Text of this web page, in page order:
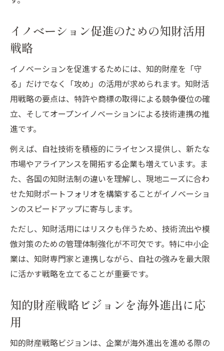
イノベーション促進のための知財活用
戦略
イノベーションを促進するためには、知的財産を「守
る」だけでなく「攻め」の活用が求められます。知財活
用戦略の要点は、特許や商標の取得による競争優位の確
立、そしてオープンイノベーションによる技術連携の推
進です。
例えば、自社技術を積極的にライセンス提供し、新たな
市場やアライアンスを開拓する企業も増えています。ま
た、各国の知財法制の違いを理解し、現地ニーズに合わ
せた知財ポートフォリオを構築することがイノベーショ
ンのスピードアップに寄与します。
ただし、知財活用にはリスクも伴うため、技術流出や模
倣対策のための管理体制強化が不可欠です。特に中小企
業は、知財専門家と連携しながら、自社の強みを最大限
に活かす戦略を立てることが重要です。
知的財産戦略ビジョンを海外進出に応
用
知的財産戦略ビジョンは、企業が海外進出を進める際の